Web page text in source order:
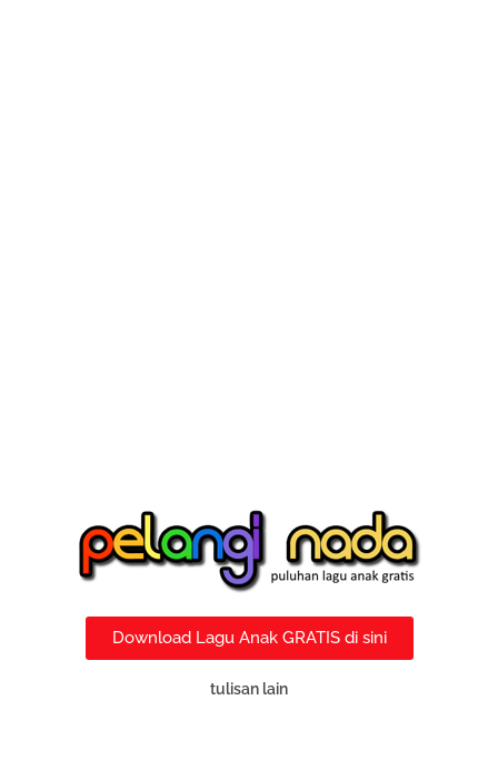
Download Lagu Anak GRATIS di sini
tulisan lain